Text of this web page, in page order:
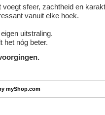
sfeer, zachtheid en
vanuit elke hoek.
uitstraling.
het nóg beter.
myShop.com